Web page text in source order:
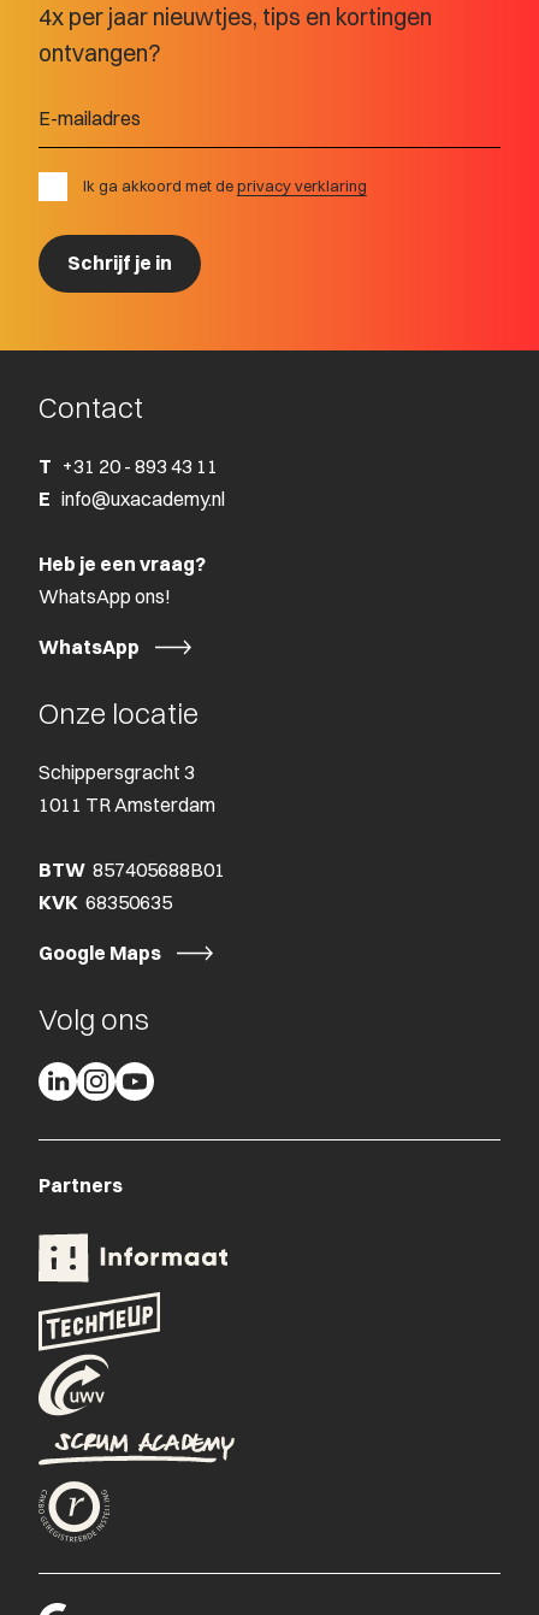
4x per jaar nieuwtjes, tips en kortingen
ontvangen?
Ik ga akkoord met deprivacy verklaring
Contact
T +31 20 - 893 43 11
E info@uxacademy.nl
Heb je een vraag?
WhatsApp ons!
WhatsApp
Onze locatie
Schippersgracht 3
1011 TR Amsterdam
BTW 857405688B01
KVK 68350635
Google Maps
Volg ons
Partners